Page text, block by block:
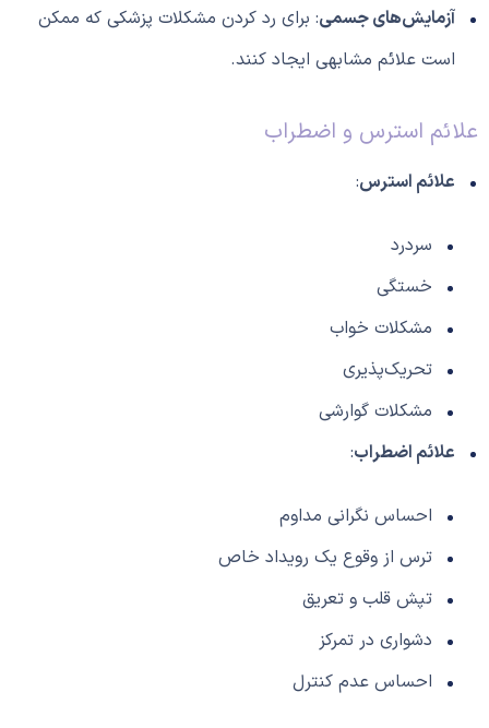
آزمایش‌های جسمی: برای رد کردن مشکلات پزشکی که ممکن
است علائم مشابهی ایجاد کنند.
علائم استرس و اضطراب
علائم استرس:
سردرد
خستگی
مشکلات خواب
تحریک‌پذیری
مشکلات گوارشی
علائم اضطراب:
احساس نگرانی مداوم
ترس از وقوع یک رویداد خاص
تپش قلب و تعریق
دشواری در تمرکز
احساس عدم کنترل